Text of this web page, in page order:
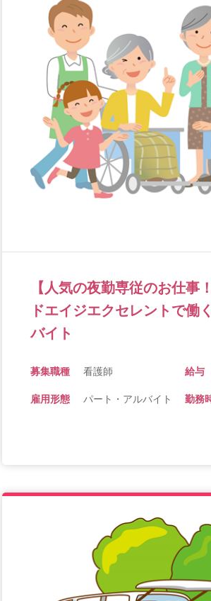
【人気の夜勤専従のお仕
ドエイジエクセレントで働
バイト
募集職種 看護師 給与
雇用形態 パート・アルバイト 勤務